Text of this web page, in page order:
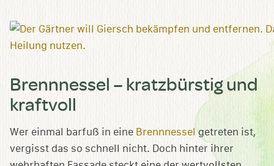
Brennnessel – kratzbürstig und
kraftvoll
Wer einmal barfuß in eine Brennnesselgetreten ist,
vergisst das so schnell nicht. Doch hinter ihrer